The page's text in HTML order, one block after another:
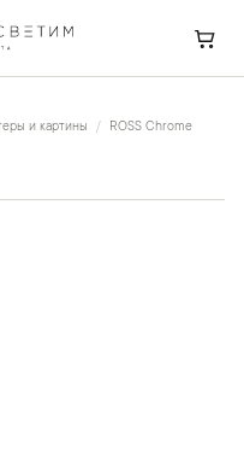
и картины ROSS Chrome